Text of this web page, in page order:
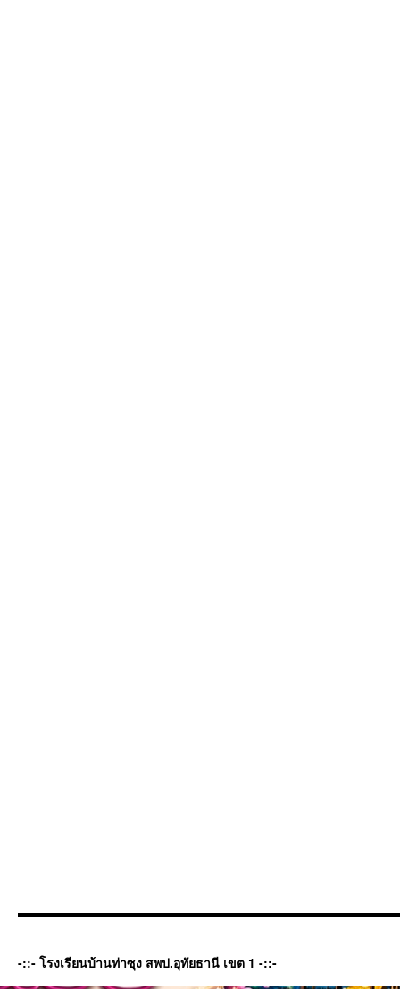
-::- โรงเรียนบ้านท่าซุง สพป.อุทัยธานี เขต 1 -::-